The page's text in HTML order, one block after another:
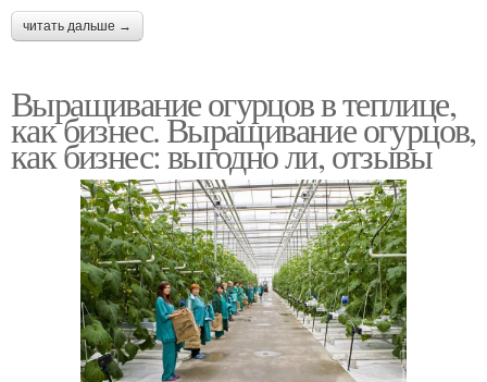
читать дальше →
Выращивание огурцов в теплице,
как бизнес. Выращивание огурцов,
как бизнес: выгодно ли, отзывы